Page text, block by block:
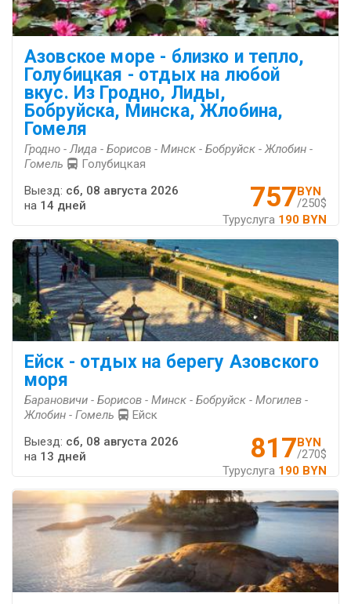
Азовское море - близко и тепло,
Голубицкая - отдых на любой
вкус. Из Гродно, Лиды,
Бобруйска, Минска, Жлобина,
Гомеля
Гродно - Лида - Борисов - Минск - Бобруйск - Жлобин -
Гомель
Голубицкая
757BYN
/250$
Туруслуга 190 BYN
Выезд: сб, 08 августа 2026
на 14 дней
Ейск - отдых на берегу Азовского
моря
Барановичи - Борисов - Минск - Бобруйск - Могилев -
Жлобин - Гомель
Ейск
817BYN
/270$
Туруслуга 190 BYN
Выезд: сб, 08 августа 2026
на 13 дней